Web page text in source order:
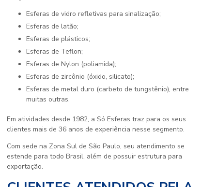
Esferas de vidro refletivas para sinalização;
Esferas de latão;
Esferas de plásticos;
Esferas de Teflon;
Esferas de Nylon (poliamida);
Esferas de zircônio (óxido, silicato);
Esferas de metal duro (carbeto de tungstênio), entre
muitas outras.
Em atividades desde 1982, a Só Esferas traz para os seus
clientes mais de 36 anos de experiência nesse segmento.
Com sede na Zona Sul de São Paulo, seu atendimento se
estende para todo Brasil, além de possuir estrutura para
exportação.